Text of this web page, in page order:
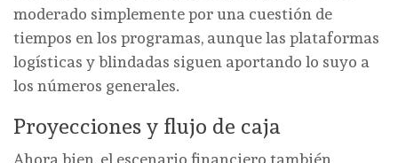
moderado simplemente por una cuestión de
tiempos en los programas, aunque las plataformas
logísticas y blindadas siguen aportando lo suyo a
los números generales.
Proyecciones y flujo de caja
Ahora bien, el escenario financiero también